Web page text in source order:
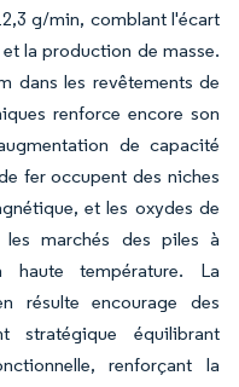
g/min, comblant l'écart
la production de masse.
dans les revêtements de
renforce encore son
de capacité
fer occupent des niches
et les oxydes de
marchés des piles à
température. La
résulte encourage des
stratégique équilibrant
renforçant la